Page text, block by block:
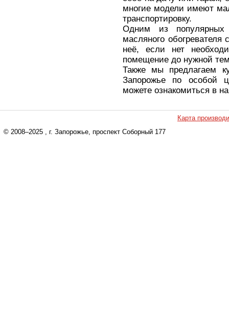
многие модели имеют
транспортировку.
Одним из популярных
масляного обогревателя
неё, если нет
помещение до нужной
Также мы предлагаем
Запорожье по особой
можете ознакомиться в
Карта
© 2008–2025 , г. Запорожье, проспект Соборный 177